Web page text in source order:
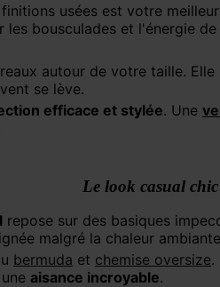
usées est votre
les bousculades et l'énergie de
autour de votre taille. Elle
se lève.
efficace et stylée. Une
Le look casual
repose sur des basiques
malgré la chaleur
bermuda et chemise oversize.
aisance incroyable.